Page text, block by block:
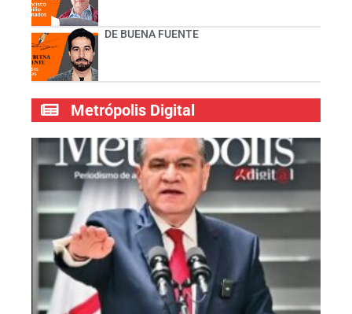
DE BUENA FUENTE
Metrópolis Digital